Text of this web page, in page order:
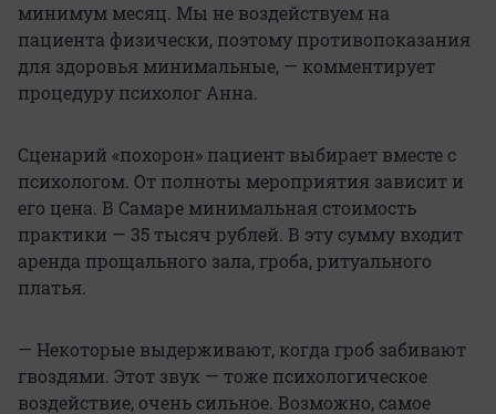
минимум месяц. Мы не воздействуем на
пациента физически, поэтому противопоказания
для здоровья минимальные, — комментирует
процедуру психолог Анна.
Сценарий «похорон» пациент выбирает вместе с
психологом. От полноты мероприятия зависит и
его цена. В Самаре минимальная стоимость
практики — 35 тысяч рублей. В эту сумму входит
аренда прощального зала, гроба, ритуального
платья.
— Некоторые выдерживают, когда гроб забивают
гвоздями. Этот звук — тоже психологическое
воздействие, очень сильное. Возможно, самое